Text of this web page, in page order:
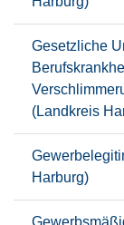
Gesetzliche
(Landkreis
Harburg)